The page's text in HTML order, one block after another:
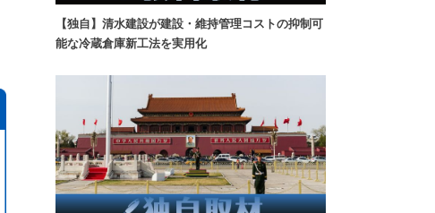
【独自】清水建設が建設・維持管理コストの抑制可
能な冷蔵倉庫新工法を実用化